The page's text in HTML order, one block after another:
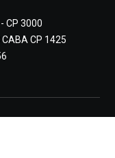
CP 3000
CP 1425